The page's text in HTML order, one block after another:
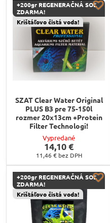
+200gr REGENERAČNÁ SOĽ
ZDARMA!
Krištáľovo čistá voda!
SZAT Clear Water Original
PLUS B3 pre 75-150l
rozmer 20x13cm +Protein
Filter Technologi!
Vypredané
14,10 €
11,46 € bez DPH
+200gr REGENERAČNÁ SOĽ
ZDARMA!
Krištáľovo čistá voda!